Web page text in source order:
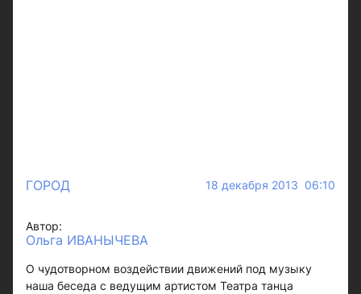
ГОРОД 18 декабря 2013 06:10
Автор:
Ольга ИВАНЫЧЕВА
О чудотворном воздействии движений под музыку
наша беседа с ведущим артистом Театра танца